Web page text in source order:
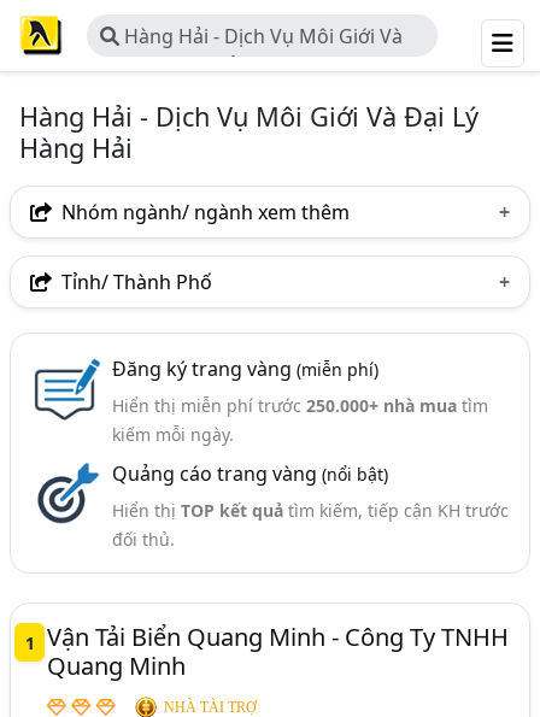
Hàng Hải - Dịch Vụ Môi Giới Và
Đại Lý Hàng Hải
Hàng Hải - Dịch Vụ Môi Giới Và Đại Lý
Hàng Hải
Nhóm ngành/ ngành xem thêm
Ngành nghề
Nhóm ngành nghề
Cứu Hộ Giao Thông Và Hàng Hải (43)
Đăng Kiểm Hàng Hải (8)
Ngành xem thêm
Thuyền, Du Thuyền - Nhà Sản Xuất (18)
Tỉnh/ Thành Phố
TP. Hải Phòng
Bà Rịa-Vũng Tàu
Nam Định
Quảng Ninh
Quảng Ngãi
Đăng ký trang vàng (miễn phí)
Hiển thị miễn phí trước 250.000+ nhà muatìm
kiếm mỗi ngày.
Quảng cáo trang vàng (nổi bật)
Hiển thị TOP kết quảtìm kiếm, tiếp cận KH trước
đối thủ.
1
Vận Tải Biển Quang Minh - Công Ty TNHH
Quang Minh
NHÀ TÀI TRỢ